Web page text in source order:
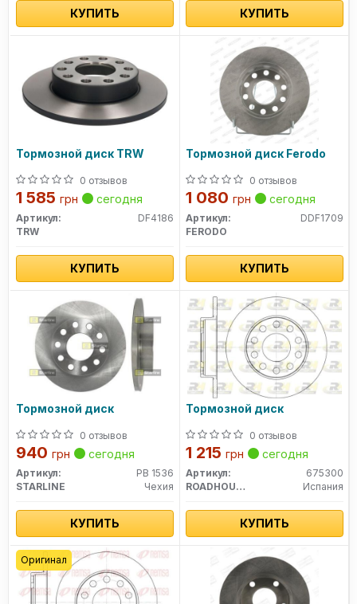
КУПИТЬ КУПИТЬ
Тормозной диск TRW
0 отзывов
1 585 грн сегодня
Артикул:
DF4186
TRW
КУПИТЬ
Тормозной диск Ferodo
0 отзывов
1 080 грн сегодня
Артикул:
DDF1709
FERODO
КУПИТЬ
Тормозной диск
0 отзывов
940 грн сегодня
Артикул:
PB 1536
STARLINE
Чехия
КУПИТЬ
Тормозной диск
0 отзывов
1 215 грн сегодня
Артикул:
675300
ROADHOUSE
Испания
КУПИТЬ
Оригинал